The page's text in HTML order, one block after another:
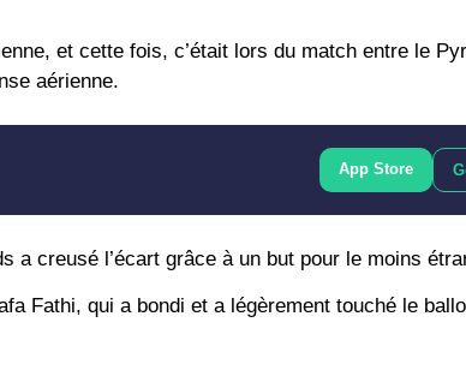
et cette fois, c’était lors du match entre le
aérienne.
App Store
a creusé l’écart grâce à un but pour le moins
Fathi, qui a bondi et a légèrement touché le